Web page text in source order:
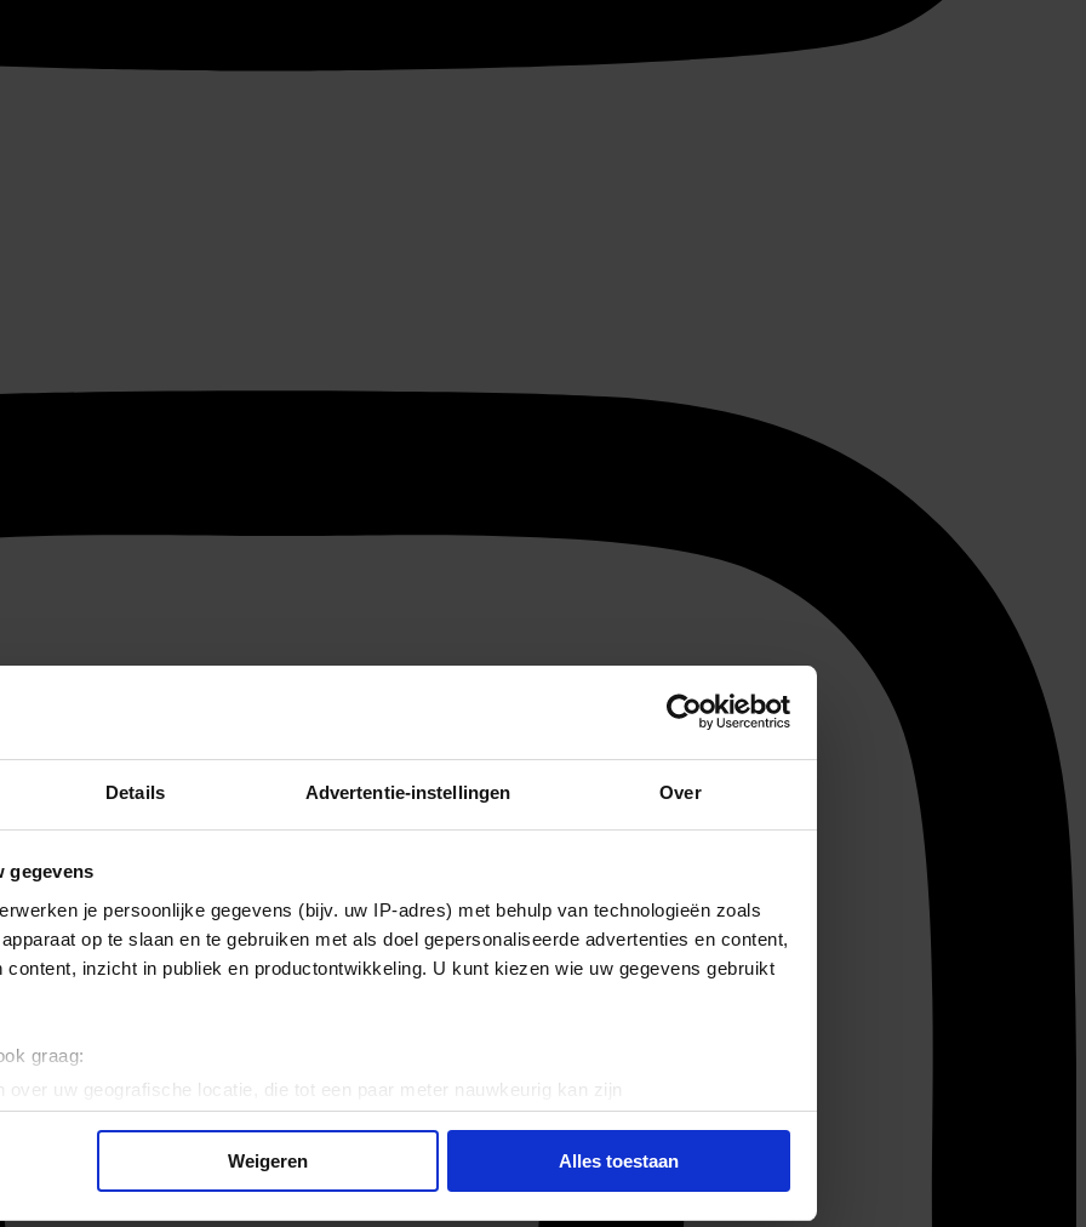
Details Advertentie-instellingen Over
gegevens
je persoonlijke gegevens (bijv. uw IP-adres) met behulp van technologieën zoals
op te slaan en te gebruiken met als doel gepersonaliseerde advertenties en content,
content, inzicht in publiek en productontwikkeling. U kunt kiezen wie uw gegevens gebruikt
graag:
over uw geografische locatie, die tot een paar meter nauwkeurig kan zijn
door het actief te scannen op specifieke eigenschappen (fingerprinting)
gegevens worden verwerkt en stel uw voorkeuren in het
detailgedeelte
Weigeren Alles toestaan